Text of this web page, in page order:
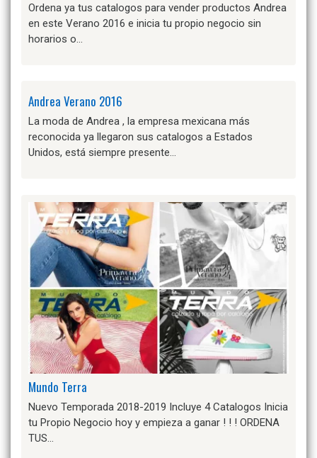
Ordena ya tus catalogos para vender productos Andrea
en este Verano 2016 e inicia tu propio negocio sin
horarios o…
Andrea Verano 2016
La moda de Andrea , la empresa mexicana más
reconocida ya llegaron sus catalogos a Estados
Unidos, está siempre presente…
Mundo Terra
Nuevo Temporada 2018-2019 Incluye 4 Catalogos Inicia
tu Propio Negocio hoy y empieza a ganar ! ! ! ORDENA
TUS…